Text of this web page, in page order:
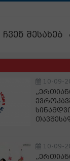
ჩვენ შესახებ
10-09-
10-09-